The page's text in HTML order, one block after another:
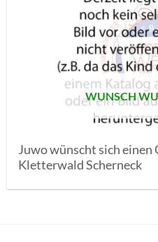
WUNSCH
Juwo wünscht sich einen
Kletterwald Scherneck